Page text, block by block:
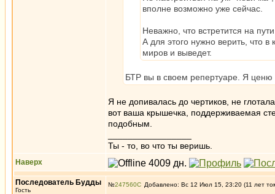
вполне возможно уже сейчас.
Неважно, что встретится на
А для этого нужно верить, что
миров и выведет.
БТР вы в своем репертуаре. Я
Я не допивалась до чертиков, не
вот ваша крышечка, поддерживаемая
подобным.
Ты - то, во что ты веришь.
Наверх
Последователь Будды
Гость
№247560 Добавлено: Вс 12 Июл 15, 23:20 (11 лет